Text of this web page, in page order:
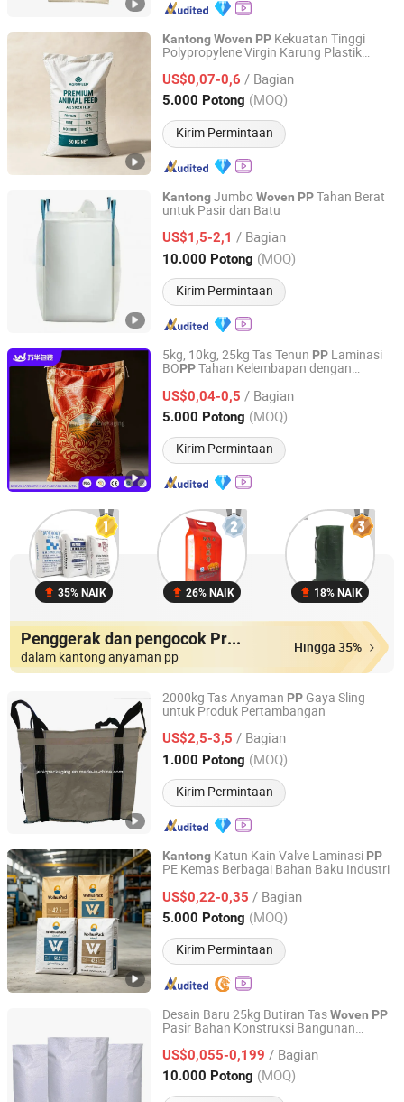
KantongWoven PP Kekuatan Tinggi
Polypropylene Virgin Karung Plastik
Ringan Tahan Lama Ukuran Warna dan
Cetakan Kustom Tersedia
US$0,07-0,6 / Bagian
5.000 Potong (MOQ)
Kirim Permintaan
Shandong Shengkun Plastic Woven Co., Ltd
Shandong, China Harga mulai 2026
KantongJumboWoven PPTahan Berat
untuk Pasir dan Batu
US$1,5-2,1 / Bagian
10.000 Potong (MOQ)
Kirim Permintaan
Anhui Jincheng International Trade Co., Ltd.
Harga mulai 2024
5kg, 10kg, 25kg Tas Tenun PP Laminasi
BOPPTahan Kelembapan dengan
Pupuk dan Biji-bijian
US$0,04-0,5 / Bagian
5.000 Potong (MOQ)
Kirim Permintaan
Shouguang Wanhua Package Co., Ltd.
Shandong, China Harga mulai 2025
35% NAIK 26% NAIK 18% NAIK
Penggerak dan pengocok Produk
dalam kantong anyaman pp
Hingga 35%
2000kg Tas Anyaman PP Gaya Sling
untuk Produk Pertambangan
US$2,5-3,5 / Bagian
1.000 Potong (MOQ)
Kirim Permintaan
Jebic Packaging Co., Ltd.
Jiangsu, China Harga mulai 2006
Kantong Katun Kain Valve Laminasi PP
PE Kemas Berbagai Bahan Baku Industri
US$0,22-0,35 / Bagian
5.000 Potong (MOQ)
Kirim Permintaan
Shanghai Wolhua Technology Co., Ltd
Shanghai, China Harga mulai 2026
Desain Baru 25kg Butiran TasWoven PP
Pasir Bahan Konstruksi Bangunan
US$0,055-0,199 / Bagian
10.000 Potong (MOQ)
Chengda Pack Industry (Qingdao) Co., Ltd.
Shandong, China Harga mulai 2019